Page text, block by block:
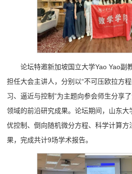
论坛特邀新加坡国立大学Yao Yao副
担任大会主讲人，分别以“不可压欧拉方
习、逼近与控制”为主题向参会师生分享
领域的前沿研究成果。论坛期间，山东
优控制、倒向随机微分方程、科学计算方
果，完成共计9场学术报告。